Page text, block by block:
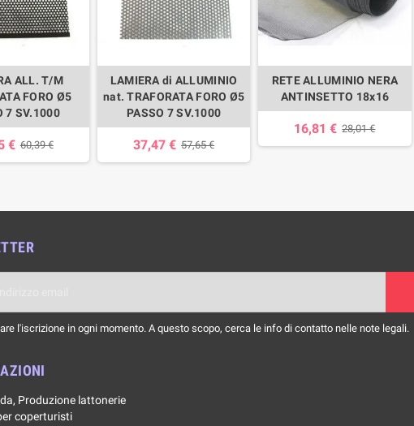
ALL. T/M
FORO Ø5
7 SV.1000
€ 60,39 €
LAMIERA di ALLUMINIO
nat. TRAFORATA FORO Ø5
PASSO 7 SV.1000
37,47 € 57,65 €
RETE ALLUMINIO NERA
ANTINSETTO 18x16
16,81 € 28,01 €
l'iscrizione in ogni momento. A questo scopo, cerca le info di contatto nelle note legali.
Produzione lattonerie
coperturisti